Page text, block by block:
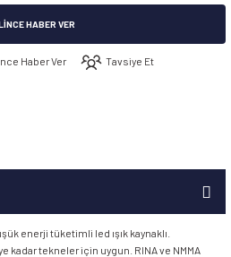
HABER VER
Haber Ver Tavsiye Et
enerji tüketimli led ışık kaynaklı.
kadar tekneler için uygun. RINA ve NMMA